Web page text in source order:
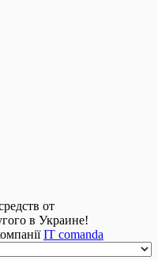
от
в Украине!
IT comanda